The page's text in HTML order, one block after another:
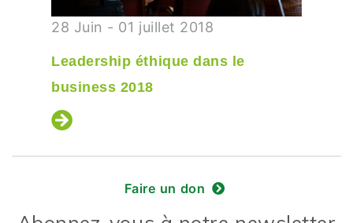
28 Juin - 01 juillet 2018
Leadership éthique dans le
business 2018
Faire un don